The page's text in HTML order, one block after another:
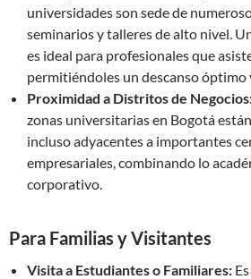
universidades son sede de
seminarios y talleres de alto nivel.
es ideal para profesionales que
permitiéndoles un descanso óptimo
Proximidad a Distritos de
zonas universitarias en Bogotá
incluso adyacentes a importantes
empresariales, combinando lo
corporativo.
Para Familias y Visitantes
Visita a Estudiantes o Familiares: